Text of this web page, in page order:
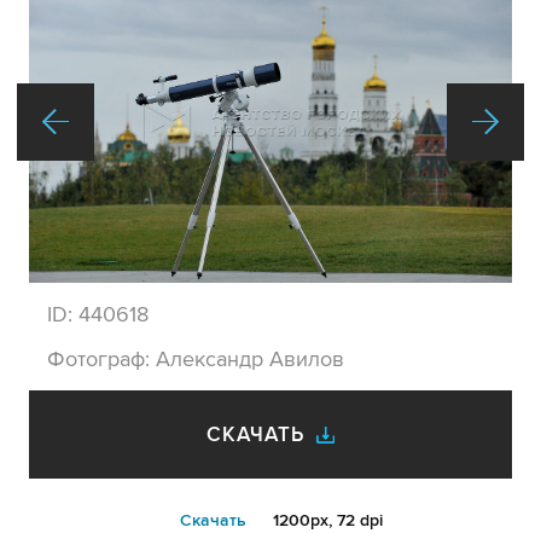
ID: 440618
Фотограф: Александр Авилов
СКАЧАТЬ
Cкачать 1200px, 72 dpi